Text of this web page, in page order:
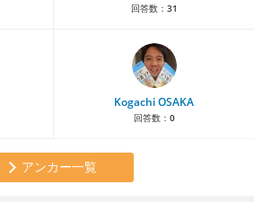
回答数： 31
Kogachi OSAKA
回答数： 0
アンカー一覧